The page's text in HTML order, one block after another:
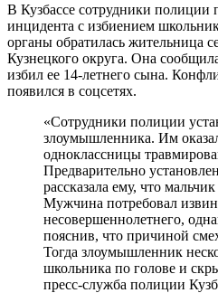
В Кузбассе сотрудники полиции
инцидента с избиением
органы обратилась жительница
Кузнецкого округа. Она
избил ее 14-летнего сына.
появился в соцсетях.
«Сотрудники полиции
злоумышленника. Им
одноклассницы
Предварительно
рассказала ему, что
Мужчина потребовал
несовершеннолетнего,
пояснив, что причиной
Тогда злоумышленник
школьника по голове и
пресс-служба полиции